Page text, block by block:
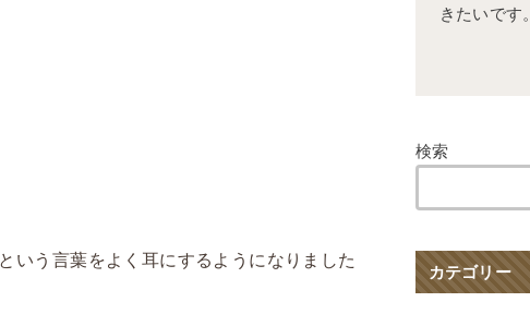
いう言葉をよく耳にするようになりました
きたいです。
検索
カテゴリー